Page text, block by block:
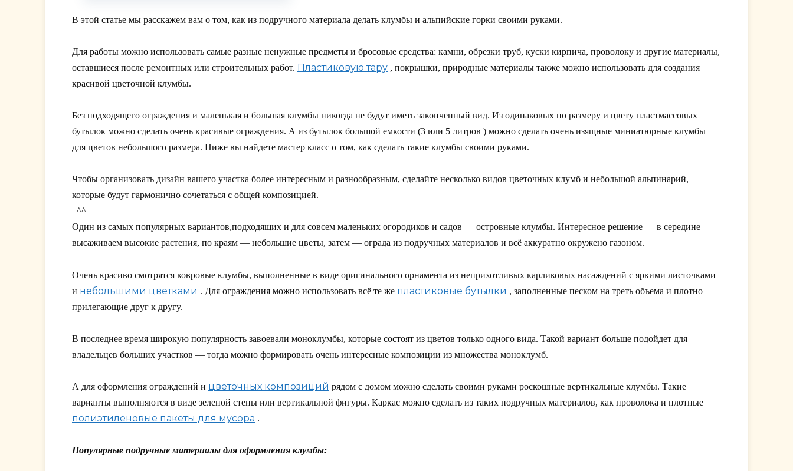
В этой статье мы расскажем вам о том, как из подручного материала делать клумбы и альпийские горки своими руками.
Для работы можно использовать самые разные ненужные предметы и бросовые средства: камни, обрезки труб, куски кирпича, проволоку и другие материалы,
оставшиеся после ремонтных или строительных работ. Пластиковую тару , покрышки, природные материалы также можно использовать для создания
красивой цветочной клумбы.
Без подходящего ограждения и маленькая и большая клумбы никогда не будут иметь законченный вид. Из одинаковых по размеру и цвету пластмассовых
бутылок можно сделать очень красивые ограждения. А из бутылок большой емкости (3 или 5 литров ) можно сделать очень изящные миниатюрные клумбы
для цветов небольшого размера. Ниже вы найдете мастер класс о том, как сделать такие клумбы своими руками.
Чтобы организовать дизайн вашего участка более интересным и разнообразным, сделайте несколько видов цветочных клумб и небольшой альпинарий,
которые будут гармонично сочетаться с общей композицией.
_^^_
Один из самых популярных вариантов,подходящих и для совсем маленьких огородиков и садов — островные клумбы. Интересное решение — в середине
высаживаем высокие растения, по краям — небольшие цветы, затем — ограда из подручных материалов и всё аккуратно окружено газоном.
Очень красиво смотрятся ковровые клумбы, выполненные в виде оригинального орнамента из неприхотливых карликовых насаждений с яркими листочками
и небольшими цветками . Для ограждения можно использовать всё те же пластиковые бутылки , заполненные песком на треть объема и плотно
прилегающие друг к другу.
В последнее время широкую популярность завоевали моноклумбы, которые состоят из цветов только одного вида. Такой вариант больше подойдет для
владельцев больших участков — тогда можно формировать очень интересные композиции из множества моноклумб.
А для оформления ограждений и цветочных композиций рядом с домом можно сделать своими руками роскошные вертикальные клумбы. Такие
варианты выполняются в виде зеленой стены или вертикальной фигуры. Каркас можно сделать из таких подручных материалов, как проволока и плотные
полиэтиленовые пакеты для мусора .
Популярные подручные материалы для оформления клумбы: